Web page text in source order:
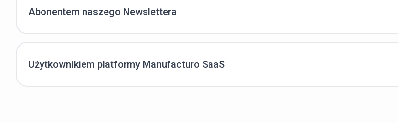
Abonentem naszego Newslettera
Użytkownikiem platformy Manufacturo SaaS